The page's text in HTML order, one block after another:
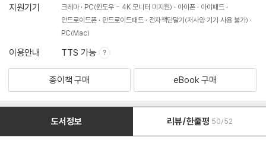
지원기기
크레마 PC(윈도우 - 4K 모니터 미지원) 아이폰
아이패드
안드로이드폰
안드로이드패드
전자책단말기(저사양 기기 사용 불가)
PC(Mac)
이용안내 TTS 가능
종이책 구매 eBook 구매
도서정보 리뷰/한줄평 50/52